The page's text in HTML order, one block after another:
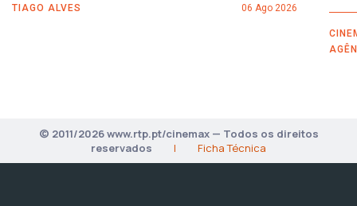
TIAGO ALVES 06 Ago 2026
© 2011/2026 www.rtp.pt/cinemax — Todos os direitos
reservados
| Ficha Técnica